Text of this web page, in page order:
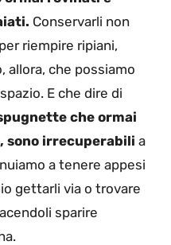
Conservarli non
riempire ripiani,
allora, che possiamo
E che dire di
che ormai
sono irrecuperabili a
a tenere appesi
gettarli via o trovare
sparire